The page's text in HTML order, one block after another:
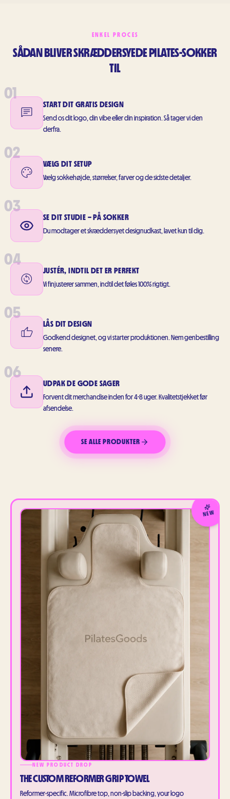
ENKEL PROCES
SÅDAN BLIVER SKRÆDDERSYEDE PILATES-SOKKER
TIL
01
START DIT GRATIS DESIGN
Send os dit logo, din vibe eller din inspiration. Så tager vi den
derfra.
02
VÆLG DIT SETUP
Vælg sokkehøjde, størrelser, farver og de sidste detaljer.
03
SE DIT STUDIE – PÅ SOKKER
Du modtager et skræddersyet designudkast, lavet kun til dig.
04
JUSTÉR, INDTIL DET ER PERFEKT
Vi finjusterer sammen, indtil det føles 100% rigtigt.
05
LÅS DIT DESIGN
Godkend designet, og vi starter produktionen. Nem genbestilling
senere.
06
UDPAK DE GODE SAGER
Forvent dit merchandise inden for 4-8 uger. Kvalitetstjekket før
afsendelse.
SE ALLE PRODUKTER
NEW
NEW PRODUCT DROP
THE CUSTOM REFORMER GRIP TOWEL
Reformer-specific. Microfibre top, non-slip backing, your logo